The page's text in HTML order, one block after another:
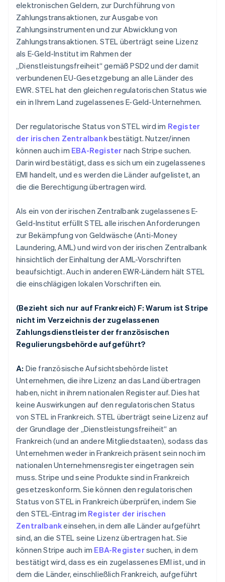
elektronischen Geldern, zur Durchführung von
Zahlungstransaktionen, zur Ausgabe von
Zahlungsinstrumenten und zur Abwicklung von
Zahlungstransaktionen. STEL überträgt seine Lizenz
als E-Geld-Institut im Rahmen der
„Dienstleistungsfreiheit“ gemäß PSD2 und der damit
verbundenen EU-Gesetzgebung an alle Länder des
EWR. STEL hat den gleichen regulatorischen Status wie
ein in Ihrem Land zugelassenes E-Geld-Unternehmen.
Der regulatorische Status von STEL wird im Register
der irischen Zentralbankbestätigt. Nutzer/innen
können auch im EBA-Register nach Stripe suchen.
Darin wird bestätigt, dass es sich um ein zugelassenes
EMI handelt, und es werden die Länder aufgelistet, an
die die Berechtigung übertragen wird.
Als ein von der irischen Zentralbank zugelassenes E-
Geld-Institut erfüllt STEL alle irischen Anforderungen
zur Bekämpfung von Geldwäsche (Anti-Money
Laundering, AML) und wird von der irischen Zentralbank
hinsichtlich der Einhaltung der AML-Vorschriften
beaufsichtigt. Auch in anderen EWR-Ländern hält STEL
die einschlägigen lokalen Vorschriften ein.
(Bezieht sich nur auf Frankreich) F: Warum ist Stripe
nicht im Verzeichnis der zugelassenen
Zahlungsdienstleister der französischen
Regulierungsbehörde aufgeführt?
A: Die französische Aufsichtsbehörde listet
Unternehmen, die ihre Lizenz an das Land übertragen
haben, nicht in ihrem nationalen Register auf. Dies hat
keine Auswirkungen auf den regulatorischen Status
von STEL in Frankreich. STEL überträgt seine Lizenz auf
der Grundlage der „Dienstleistungsfreiheit“ an
Frankreich (und an andere Mitgliedstaaten), sodass das
Unternehmen weder in Frankreich präsent sein noch im
nationalen Unternehmensregister eingetragen sein
muss. Stripe und seine Produkte sind in Frankreich
gesetzeskonform. Sie können den regulatorischen
Status von STEL in Frankreich überprüfen, indem Sie
den STEL-Eintrag im Register der irischen
Zentralbankeinsehen, in dem alle Länder aufgeführt
sind, an die STEL seine Lizenz übertragen hat. Sie
können Stripe auch im EBA-Registersuchen, in dem
bestätigt wird, dass es ein zugelassenes EMI ist, und in
dem die Länder, einschließlich Frankreich, aufgeführt